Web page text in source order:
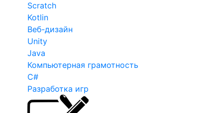
Scratch
Kotlin
Веб-дизайн
Unity
Java
Компьютерная грамотность
C#
Разработка игр